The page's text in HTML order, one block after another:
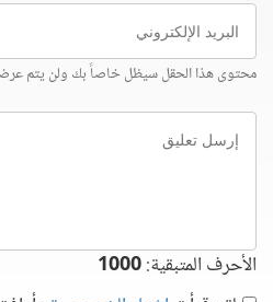
البريد
الإلكتروني
محتوى هذا الحقل سيظل خاصاً بك ولن يتم
إرسل
تعليق
الأحرف المتبقية:1000